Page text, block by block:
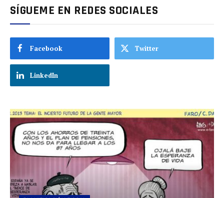
SÍGUEME EN REDES SOCIALES
Facebook Twitter
LinkedIn